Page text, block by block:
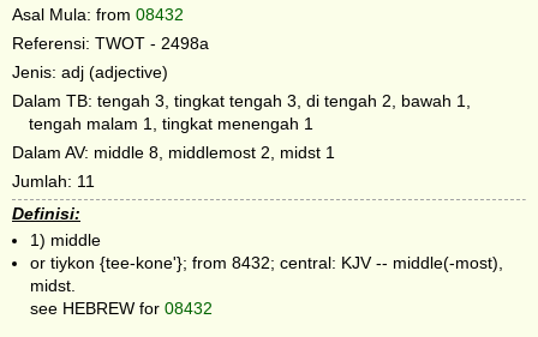
Asal Mula: from 08432
Referensi: TWOT - 2498a
Jenis: adj (adjective)
Dalam TB: tengah 3, tingkat tengah 3, di tengah 2, bawah 1,
tengah malam 1, tingkat menengah 1
Dalam AV: middle 8, middlemost 2, midst 1
Jumlah: 11
Definisi:
1) middle
or tiykon {tee-kone'}; from 8432; central: KJV -- middle(-most),
midst.
see HEBREW for 08432